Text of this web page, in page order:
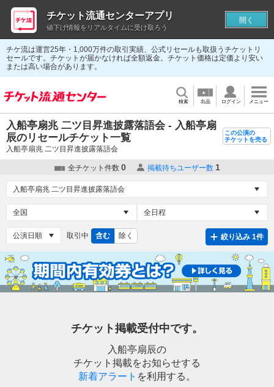
チケ流は運営25年・1,000万件の取引実績、公式リセールも取扱うチケットリ
セールです。チケットが届かなければ全額返金。チケット価格は定価より安い
または高い場合があります。
検索 出品 ログイン メニュー
入船亭扇兆 二ツ目昇進披露落語会 - 入船亭扇
辰のリセールチケット一覧
入船亭扇兆 二ツ目昇進披露落語会
この公演の
チケットを売る
全チケット件数 0 掲載待ちユーザー数 1
取引中 含む 除く 絞り込み 1件
チケット掲載受付中です。
入船亭扇辰の
チケット掲載をお知らせする
新着アラート を利用する。
チケット流通センターアプリ
値下げ情報をリアルタイムに受け取ろう
開く